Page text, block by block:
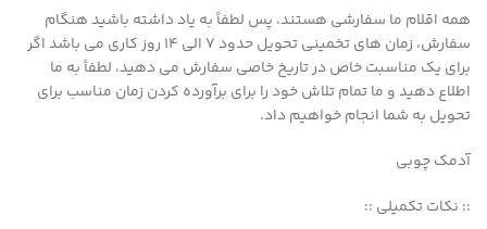
همه اقلام ما سفارشی هستند، پس لطفاً به یاد داشته باشید هنگام
سفارش، زمان های تخمینی تحویل حدود 7 الی 14 روز کاری می باشد اگر
برای یک مناسبت خاص در تاریخ خاصی سفارش می دهید، لطفاً به ما
اطلاع دهید و ما تمام تلاش خود را برای برآورده کردن زمان مناسب برای
تحویل به شما انجام خواهیم داد.
آدمک چوبی
:: نکات تکمیلی ::